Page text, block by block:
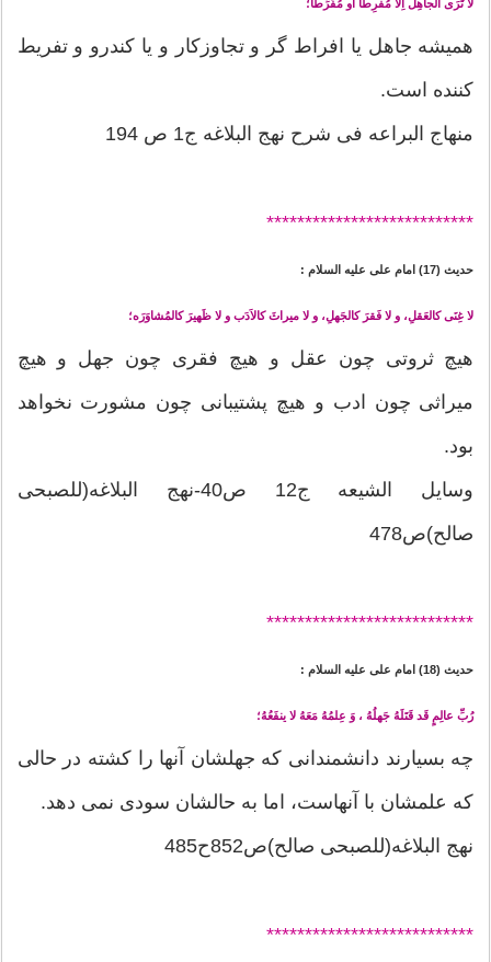
لا تَرَی الجاهِلَ اِلّا مُفرِطاً اَو مُفَرِّطاً؛
همیشه جاهل یا افراط گر و تجاوزکار و یا کندرو و تفریط
کننده است.
منهاج البراعه فی شرح نهج البلاغه ج1 ص 194
********************
*******
حدیث (17) امام على عليه السلام :
لا غِنَی کالعَقلِ، و لا فَقرَ کالجَهلِ، و لا میراثَ کالاَدَب و لا ظَهیرَ کالمُشاوَرَه؛
هیچ ثروتی چون عقل و هیچ فقری چون جهل و هیچ
میراثی چون ادب و هیچ پشتیبانی چون مشورت نخواهد
بود.
وسایل الشیعه ج12 ص40-نهج البلاغه(للصبحی
صالح)ص478
********************
*******
حدیث (18) امام على عليه السلام :
رُبِّ عالِمٍ قَد قَتَلَهُ جَهلُهُ ، وَ عِلمُهُ مَعَهُ لا ینفَعُهُ؛
چه بسیارند دانشمندانی که جهلشان آنها را کشته در حالی
که علمشان با آنهاست، اما به حالشان سودی نمی دهد.
نهج البلاغه(للصبحی صالح)ص852ح485
********************
*******